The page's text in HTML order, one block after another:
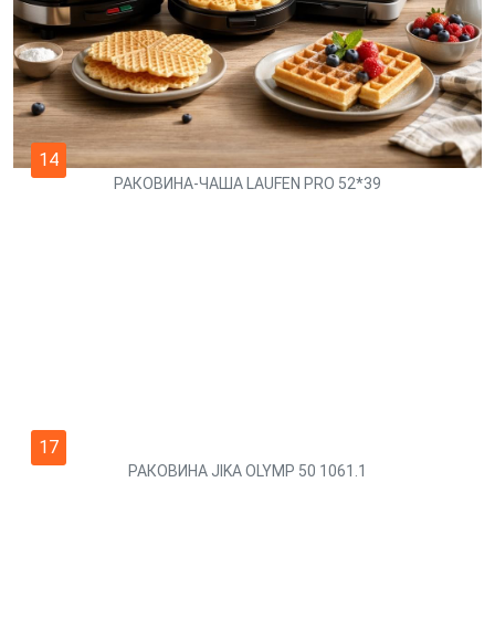
14
РАКОВИНА-ЧАША LAUFEN PRO 52*39
17
РАКОВИНА JIKA OLYMP 50 1061.1